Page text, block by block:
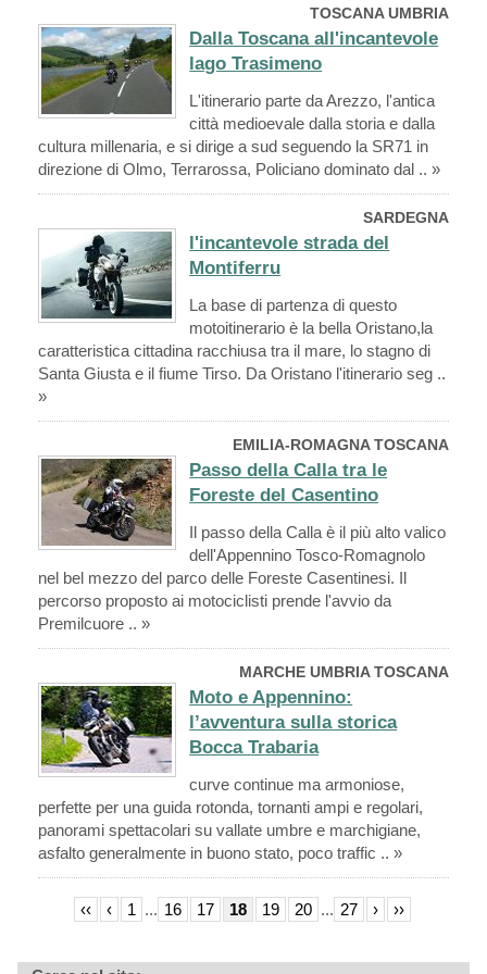
TOSCANA UMBRIA
Dalla Toscana all'incantevole
lago Trasimeno
L'itinerario parte da Arezzo, l'antica
città medioevale dalla storia e dalla
cultura millenaria, e si dirige a sud seguendo la SR71 in
direzione di Olmo, Terrarossa, Policiano dominato dal .. »
SARDEGNA
l'incantevole strada del
Montiferru
La base di partenza di questo
motoitinerario è la bella Oristano,la
caratteristica cittadina racchiusa tra il mare, lo stagno di
Santa Giusta e il fiume Tirso. Da Oristano l'itinerario seg ..
»
EMILIA-ROMAGNA TOSCANA
Passo della Calla tra le
Foreste del Casentino
Il passo della Calla è il più alto valico
dell'Appennino Tosco-Romagnolo
nel bel mezzo del parco delle Foreste Casentinesi. Il
percorso proposto ai motociclisti prende l'avvio da
Premilcuore .. »
MARCHE UMBRIA TOSCANA
Moto e Appennino:
l’avventura sulla storica
Bocca Trabaria
curve continue ma armoniose,
perfette per una guida rotonda, tornanti ampi e regolari,
panorami spettacolari su vallate umbre e marchigiane,
asfalto generalmente in buono stato, poco traffic .. »
‹‹ ‹ 1 ... 16 17 18 19 20 ... 27 › ››